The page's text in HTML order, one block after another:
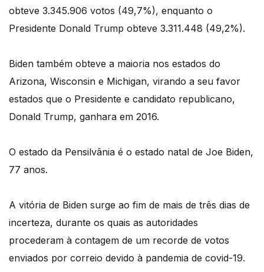
obteve 3.345.906 votos (49,7%), enquanto o
Presidente Donald Trump obteve 3.311.448 (49,2%).
Biden também obteve a maioria nos estados do
Arizona, Wisconsin e Michigan, virando a seu favor
estados que o Presidente e candidato republicano,
Donald Trump, ganhara em 2016.
O estado da Pensilvânia é o estado natal de Joe Biden,
77 anos.
A vitória de Biden surge ao fim de mais de três dias de
incerteza, durante os quais as autoridades
procederam à contagem de um recorde de votos
enviados por correio devido à pandemia de covid-19.